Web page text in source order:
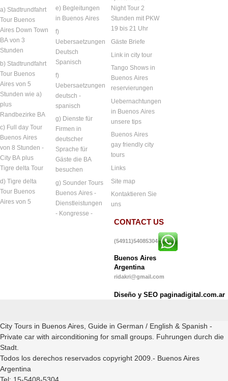
a) Stadtrundfahrt
Tour Buenos
Aires Down Town
BA von 3
Stunden
b) Stadtrundfahrt
Tour Buenos
Aires von 5
Stunden wie a)
plus
Randbezirke BA
c) Full day Tour
Buenos Aires
von 8 Stunden -
City BA plus
Tigre delta Tour
d) Tigre delta
Tour Buenos
Aires von 5
e) Begleitungen
in Buenos Aires
f)
Uebersaetzungen
Deutsch
Spanisch
f)
Uebersaetzungen
deutsch -
spanisch
g) Dienste für
Firmen in
deutscher
Sprache für
Gäste die BA
besuchen
g) Sounder Tours
Buenos Aires -
Dienstleistungen
- Kongresse -
Night Tour 2
Stunden mit PKW
19 bis 21 Uhr
Gäste Briefe
Link in city tour
Tango Shows in
Buenos Aires
reservierungen
Uebernachtungen
in Buenos Aires
unsere tips
Buenos Aires
gay friendly city
tours
Links
Site map
Kontaktieren Sie
uns
CONTACT US
(54911)54085304
Buenos Aires
Argentina
ridakri@gmail.com
Diseño y SEO paginadigital.com.ar
City Tours in Buenos Aires, Guide in German / English & Spanish -
Private car with airconditioning for small groups. Fuhrungen durch die
Stadt.
Todos los derechos reservados copyright 2009.- Buenos Aires
Argentina